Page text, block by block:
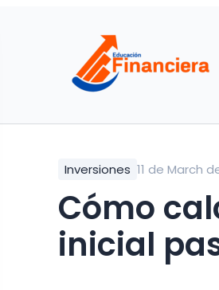
Inversiones 11 de March
Cómo
inicial